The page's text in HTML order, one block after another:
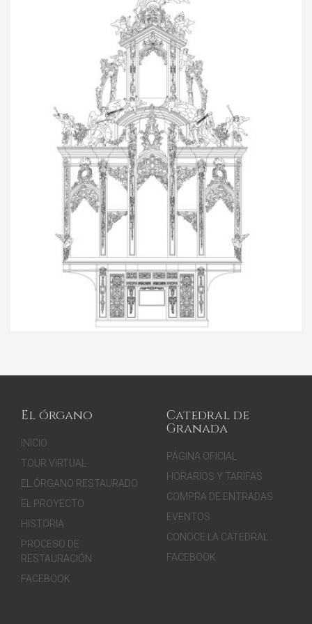
El órgano
INICIO
TOUR VIRTUAL
EL ÓRGANO RESTAURADO
EL PROYECTO
HISTORIA
PROCESO DE
RESTAURACIÓN
FACEBOOK
Catedral de
Granada
PÁGINA OFICIAL
HORARIOS Y TARIFAS
COMPRA DE ENTRADAS
EVENTOS
CONOCE LA CATEDRAL
FACEBOOK